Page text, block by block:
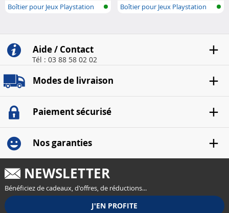
Boîtier pour Jeux Playstation
Boîtier pour Jeux Playstation
Aide / Contact
Tél : 03 88 58 02 02
Modes de livraison
Paiement sécurisé
Nos garanties
NEWSLETTER
Bénéficiez de cadeaux, d'offres, de réductions...